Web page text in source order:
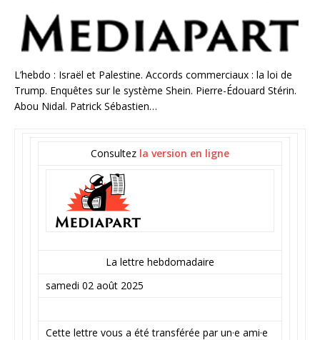
L’hebdo : Israël et Palestine. Accords commerciaux : la loi de
Trump. Enquêtes sur le système Shein. Pierre-Édouard Stérin.
Abou Nidal. Patrick Sébastien…
Consultez la version en ligne
La lettre hebdomadaire
samedi 02 août 2025
Cette lettre vous a été transférée par un·e ami·e